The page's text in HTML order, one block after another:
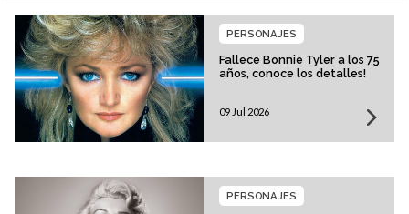
Fallece Bonnie Tyler a los 75
años, conoce los detalles!
PERSONAJES
09 Jul 2026
PERSONAJES